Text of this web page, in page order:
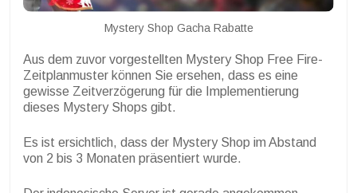
Mystery Shop Gacha Rabatte
Aus dem zuvor vorgestellten Mystery Shop Free Fire-
Zeitplanmuster können Sie ersehen, dass es eine
gewisse Zeitverzögerung für die Implementierung
dieses Mystery Shops gibt.
Es ist ersichtlich, dass der Mystery Shop im Abstand
von 2 bis 3 Monaten präsentiert wurde.